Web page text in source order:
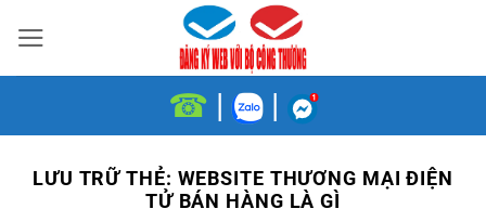
qua
nội
☎ | |
LƯU TRỮ THẺ: WEBSITE THƯƠNG MẠI ĐIỆN
TỬ BÁN HÀNG LÀ GÌ